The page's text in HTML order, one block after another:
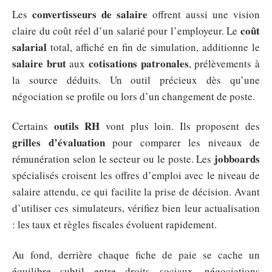
Les convertisseurs de salaire offrent aussi une vision
claire du coût réel d’un salarié pour l’employeur. Le coût
salarial total, affiché en fin de simulation, additionne le
salaire brutauxcotisations patronales, prélèvements à
la source déduits. Un outil précieux dès qu’une
négociation se profile ou lors d’un changement de poste.
Certains outils RH vont plus loin. Ils proposent des
grilles d’évaluationpour comparer les niveaux de
rémunération selon le secteur ou le poste. Les jobboards
spécialisés croisent les offres d’emploi avec le niveau de
salaire attendu, ce qui facilite la prise de décision. Avant
d’utiliser ces simulateurs, vérifiez bien leur actualisation
: les taux et règles fiscales évoluent rapidement.
Au fond, derrière chaque fiche de paie se cache un